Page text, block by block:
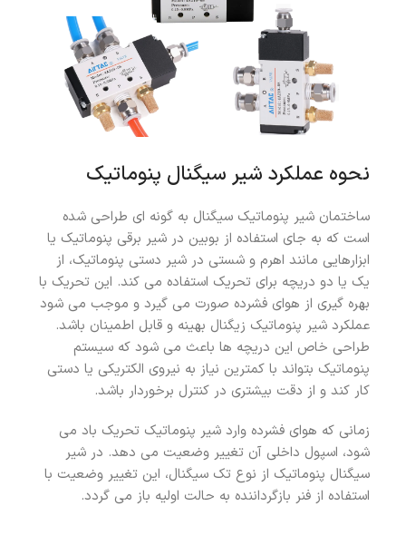
نحوه عملکرد شیر سیگنال پنوماتیک
ساختمان شیر پنوماتیک سیگنال به گونه ای طراحی شده
است که به جای استفاده از بوبین در شیر برقی پنوماتیک یا
ابزارهایی مانند اهرم و شستی در شیر دستی پنوماتیک، از
یک یا دو دریچه برای تحریک استفاده می کند. این تحریک با
بهره گیری از هوای فشرده صورت می گیرد و موجب می شود
عملکرد شیر پنوماتیک زیگنال بهینه و قابل اطمینان باشد.
طراحی خاص این دریچه ها باعث می شود که سیستم
پنوماتیک بتواند با کمترین نیاز به نیروی الکتریکی یا دستی
کار کند و از دقت بیشتری در کنترل برخوردار باشد.
زمانی که هوای فشرده وارد شیر پنوماتیک تحریک باد می
شود، اسپول داخلی آن تغییر وضعیت می دهد. در شیر
سیگنال پنوماتیک از نوع تک سیگنال، این تغییر وضعیت با
استفاده از فنر بازگرداننده به حالت اولیه باز می گردد.